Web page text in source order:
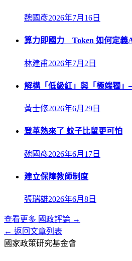
魏國彥2026年7月16日
算力即國力 Token 如何定義
林建甫2026年7月2日
解構「低級紅」與「極端獨
黃士修2026年6月29日
登革熱來了 蚊子比鼠更可怕
魏國彥2026年6月17日
建立保障教師制度
張瑞雄2026年6月8日
查看更多 國政評論 →
← 返回文章列表
國家政策研究基金會